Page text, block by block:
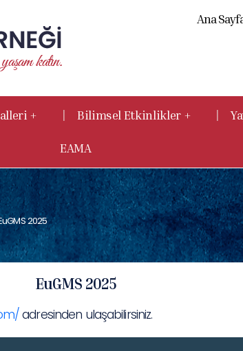
Ana
+ | Bilimsel Etkinlikler + |
EAMA
2025
EuGMS 2025
adresinden ulaşabilirsiniz.